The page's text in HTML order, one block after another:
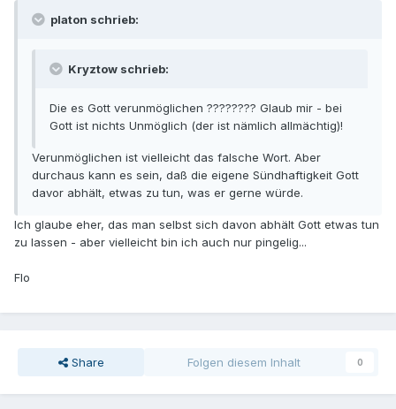
platon schrieb:
Kryztow schrieb:
Die es Gott verunmöglichen ???????? Glaub mir - bei
Gott ist nichts Unmöglich (der ist nämlich allmächtig)!
Verunmöglichen ist vielleicht das falsche Wort. Aber
durchaus kann es sein, daß die eigene Sündhaftigkeit Gott
davor abhält, etwas zu tun, was er gerne würde.
Ich glaube eher, das man selbst sich davon abhält Gott etwas tun
zu lassen - aber vielleicht bin ich auch nur pingelig...
Flo
Share Folgen diesem Inhalt 0